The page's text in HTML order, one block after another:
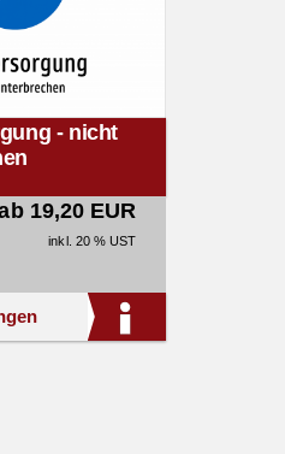
- nicht
19,20 EUR
inkl. 20 % UST